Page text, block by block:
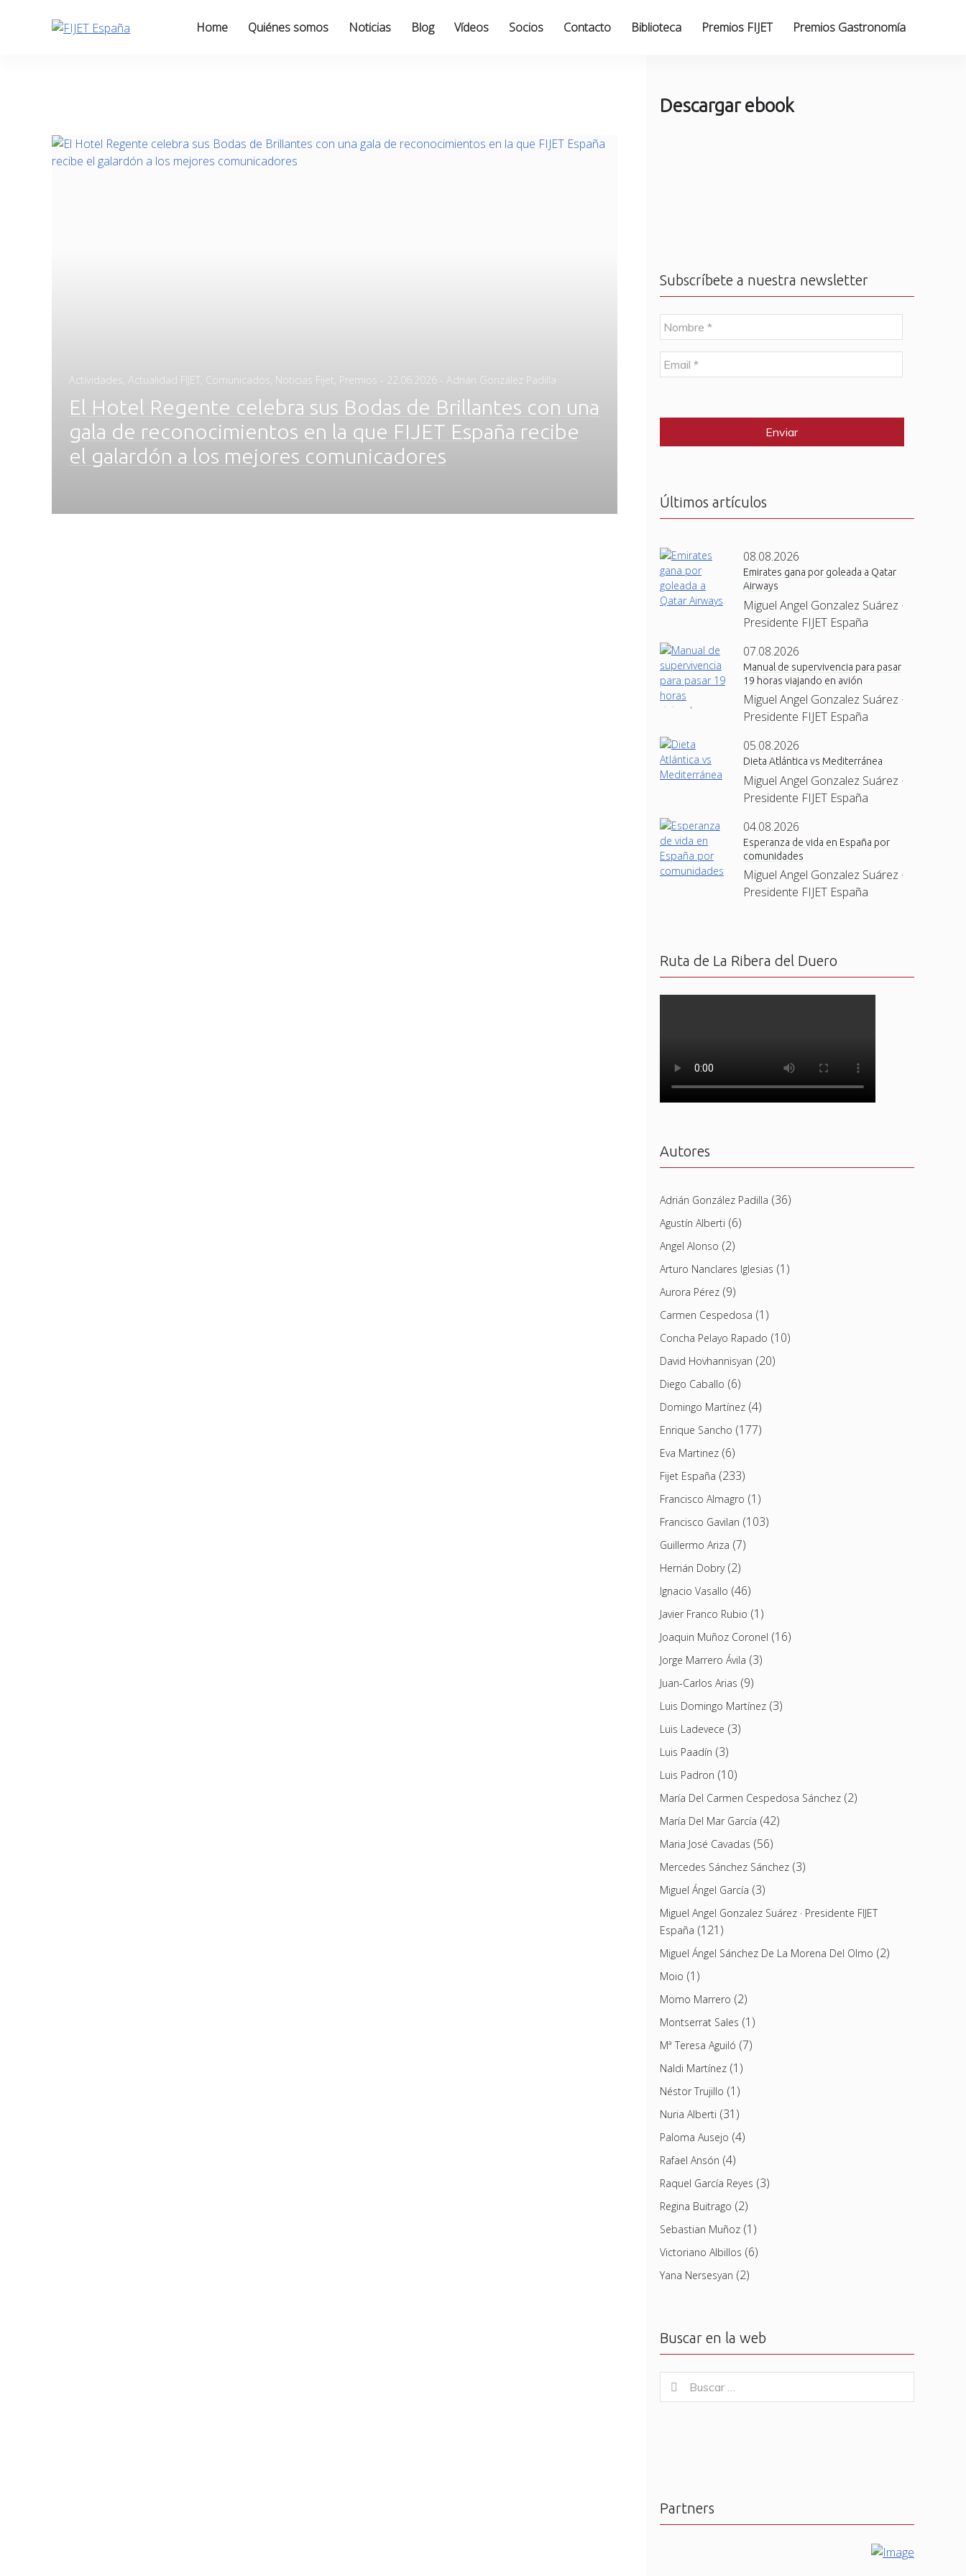
Home Quiénes somos Noticias Blog Vídeos Socios Contacto Biblioteca Premios FIJET Premios Gastronomía
Actividades,Actualidad FIJET, Comunicados, Noticias Fijet, Premios - Posted
22.06.2026 - Adrián González Padilla
El Hotel Regente celebra sus Bodas de Brillantes con una
gala de reconocimientos en la que FIJET España recibe
el galardón a los mejores comunicadores
Descargar ebook
Subscríbete a nuestra newsletter
N
o
m
b
r
E
m
l
Últimos artículos
08.08.2026
Emirates gana por goleada a Qatar
Airways
Miguel Angel Gonzalez Suárez ·
Presidente FIJET España
07.08.2026
Manual de supervivencia para pasar
19 horas viajando en avión
Miguel Angel Gonzalez Suárez ·
Presidente FIJET España
05.08.2026
Dieta Atlántica vs Mediterránea
Miguel Angel Gonzalez Suárez ·
Presidente FIJET España
04.08.2026
Esperanza de vida en España por
comunidades
Miguel Angel Gonzalez Suárez ·
Presidente FIJET España
Ruta de La Ribera del Duero
Autores
Adrián González Padilla (36)
Agustín Alberti (6)
Angel Alonso (2)
Arturo Nanclares Iglesias (1)
Aurora Pérez(9)
Carmen Cespedosa (1)
Concha Pelayo Rapado (10)
David Hovhannisyan (20)
Diego Caballo (6)
Domingo Martínez(4)
Enrique Sancho (177)
Eva Martinez(6)
Fijet España (233)
Francisco Almagro (1)
Francisco Gavilan (103)
Guillermo Ariza (7)
Hernán Dobry(2)
Ignacio Vasallo (46)
Javier Franco Rubio (1)
Joaquin Muñoz Coronel (16)
Jorge Marrero Ávila (3)
Juan-Carlos Arias (9)
Luis Domingo Martínez(3)
Luis Ladevece (3)
Luis Paadín (3)
Luis Padron (10)
María Del Carmen Cespedosa Sánchez(2)
María Del Mar García (42)
Maria José Cavadas (56)
Mercedes Sánchez Sánchez(3)
Miguel Ángel García (3)
Miguel Angel Gonzalez Suárez · Presidente FIJET
España (121)
Miguel Ángel Sánchez De La Morena Del Olmo (2)
Moio (1)
Momo Marrero (2)
Montserrat Sales (1)
Mª Teresa Aguiló (7)
Naldi Martínez(1)
Néstor Trujillo (1)
Nuria Alberti (31)
Paloma Ausejo (4)
Rafael Ansón (4)
Raquel García Reyes (3)
Regina Buitrago (2)
Sebastian Muñoz(1)
Victoriano Albillos (6)
Yana Nersesyan (2)
Buscar en la web
for:
Buscar
Partners